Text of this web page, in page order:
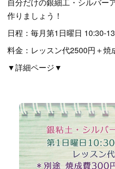
作りましょう！
日程：毎月第1日曜日 10:30-
料金：レッスン代2500円＋
▼詳細ページ▼